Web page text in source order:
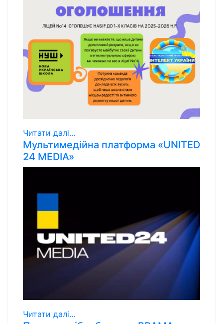
Читати далі...
Мультимедійна платформа «UNITED
24 MEDIA»
Читати далі...